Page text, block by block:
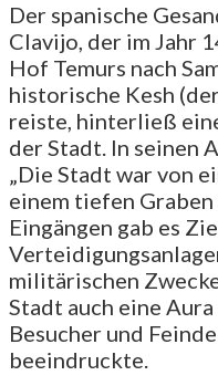
Der spanische
Clavijo, der im Jahr
Hof Temurs nach
historische Kesh
reiste, hinterließ
der Stadt. In seinen
„Die Stadt war von
einem tiefen Graben
Eingängen gab es
militärischen
Stadt auch eine
Besucher und
beeindruckte.